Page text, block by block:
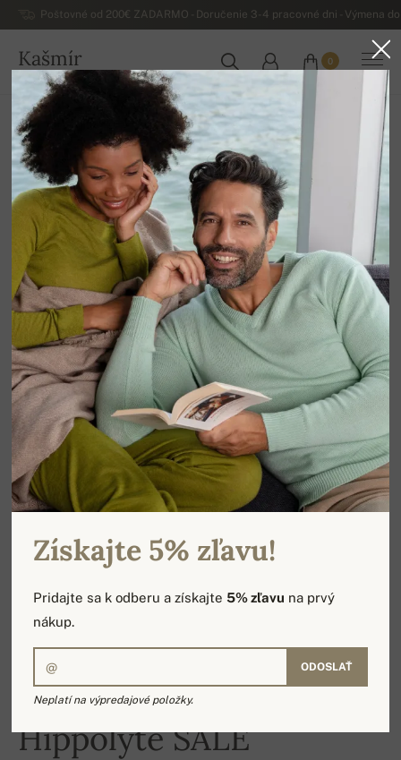
Poštovné od 200€ ZADARMO - Doručenie 3-4 pracovné dni - Výmena
Kašmír
SLOVENSKO
0
Domov
-18%
Hippolyte SALE
Získajte 5% zľavu!
Pridajte sa k odberu a získajte5% zľavu na prvý
nákup.
ODOSLAŤ
Neplatí na výpredajové položky.